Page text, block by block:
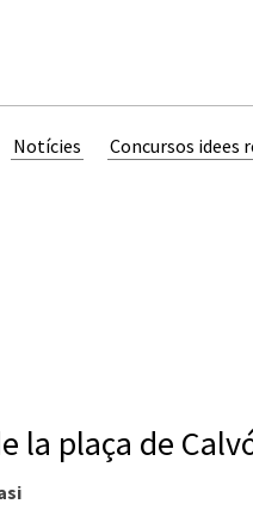
Notícies Concursos idees
la plaça de